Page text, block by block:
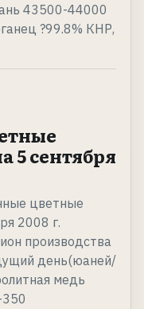
43500-44000
?99.8% КНР,
5 сентября
цветные
2008 г.
производства
день(юаней/
медь